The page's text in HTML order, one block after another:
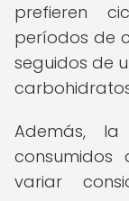
prefieren
períodos de
seguidos de
Además,
variar